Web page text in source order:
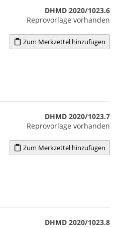
DHMD 2020/1023.6
Reprovorlage vorhanden
Zum Merkzettel hinzufügen
DHMD 2020/1023.7
Reprovorlage vorhanden
Zum Merkzettel hinzufügen
DHMD 2020/1023.8